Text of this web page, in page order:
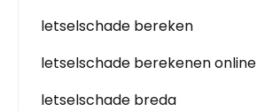
letselschade bereken
letselschade berekenen online
letselschade breda